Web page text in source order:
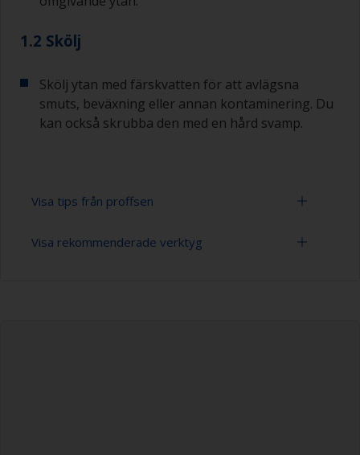
1.2 Skölj
Skölj ytan med färskvatten för att avlägsna
smuts, beväxning eller annan kontaminering. Du
kan också skrubba den med en hård svamp.
Visa tips från proffsen
Du märker att ytan är ordentligt avfettad om
Visa rekommenderade verktyg